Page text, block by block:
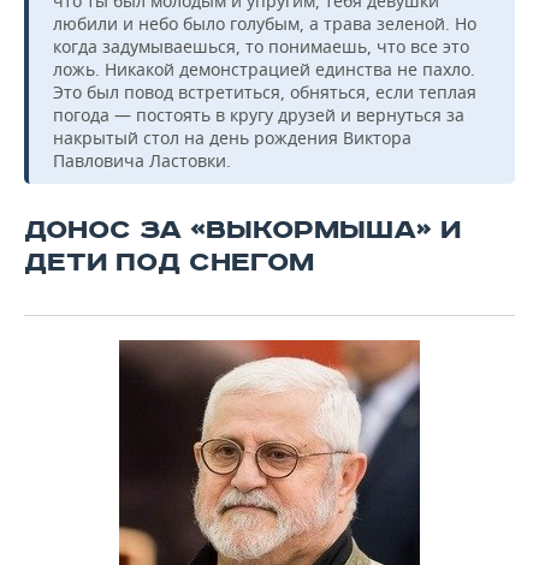
любили и небо было голубым, а трава зеленой. Но
когда задумываешься, то понимаешь, что все это
ложь. Никакой демонстрацией единства не пахло.
Это был повод встретиться, обняться, если теплая
погода — постоять в кругу друзей и вернуться за
накрытый стол на день рождения Виктора
Павловича Ластовки.
ДОНОС ЗА «ВЫКОРМЫША» И
ДЕТИ ПОД СНЕГОМ